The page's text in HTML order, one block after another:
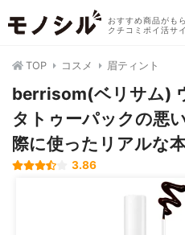
おすすめ商品がも
クチコミポイ活サ
TOP コスメ 眉ティント
berrisom(ベリサム)
タトゥーパックの悪
際に使ったリアルな
3.86